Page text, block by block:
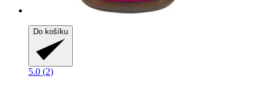
Do košíku
5.0 (2)